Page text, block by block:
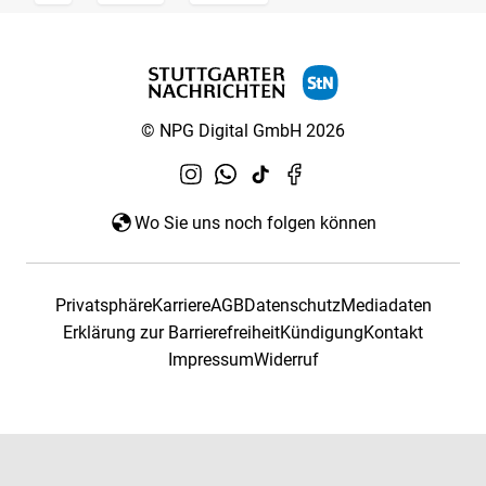
© NPG Digital GmbH 2026
Wo Sie uns noch folgen können
PrivatsphäreKarriereAGBDatenschutzMediadaten
Erklärung zur BarrierefreiheitKündigungKontakt
ImpressumWiderruf